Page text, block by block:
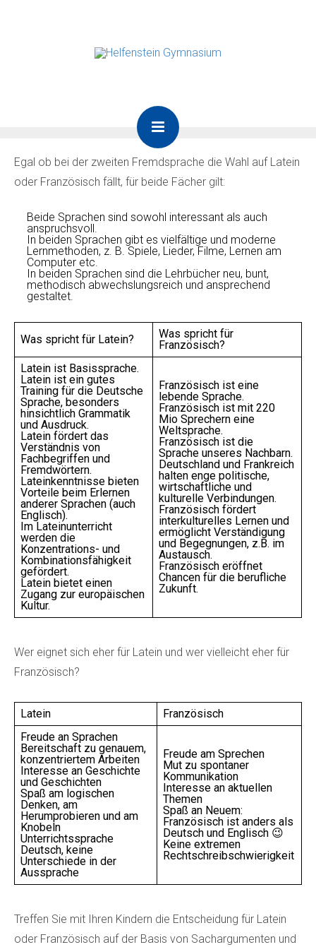
Egal ob bei der zweiten Fremdsprache die Wahl auf Latein
oder Französisch fällt, für beide Fächer gilt:
Beide Sprachen sind sowohl interessant als auch
anspruchsvoll.
In beiden Sprachen gibt es vielfältige und moderne
Lernmethoden, z. B. Spiele, Lieder, Filme, Lernen am
Computer etc.
In beiden Sprachen sind die Lehrbücher neu, bunt,
methodisch abwechslungsreich und ansprechend
gestaltet.
Was spricht für Latein?
Was spricht für
Französisch?
Latein ist Basissprache.
Latein ist ein gutes
Training für die Deutsche
Sprache, besonders
hinsichtlich Grammatik
und Ausdruck.
Latein fördert das
Verständnis von
Fachbegriffen und
Fremdwörtern.
Lateinkenntnisse bieten
Vorteile beim Erlernen
anderer Sprachen (auch
Englisch).
Im Lateinunterricht
werden die
Konzentrations- und
Kombinationsfähigkeit
gefördert.
Latein bietet einen
Zugang zur europäischen
Kultur.
Französisch ist eine
lebende Sprache.
Französisch ist mit 220
Mio Sprechern eine
Weltsprache.
Französisch ist die
Sprache unseres Nachbarn.
Deutschland und Frankreich
halten enge politische,
wirtschaftliche und
kulturelle Verbindungen.
Französisch fördert
interkulturelles Lernen und
ermöglicht Verständigung
und Begegnungen, z.B. im
Austausch.
Französisch eröffnet
Chancen für die berufliche
Zukunft.
Wer eignet sich eher für Latein und wer vielleicht eher für
Französisch?
Latein
Französisch
Freude an Sprachen
Bereitschaft zu genauem,
konzentriertem Arbeiten
Interesse an Geschichte
und Geschichten
Spaß am logischen
Denken, am
Herumprobieren und am
Knobeln
Unterrichtssprache
Deutsch, keine
Unterschiede in der
Aussprache
Freude am Sprechen
Mut zu spontaner
Kommunikation
Interesse an aktuellen
Themen
Spaß an Neuem:
Französisch ist anders als
Deutsch und Englisch 😉
Keine extremen
Rechtschreibschwierigkeit
Treffen Sie mit Ihren Kindern die Entscheidung für Latein
oder Französisch auf der Basis von Sachargumenten und